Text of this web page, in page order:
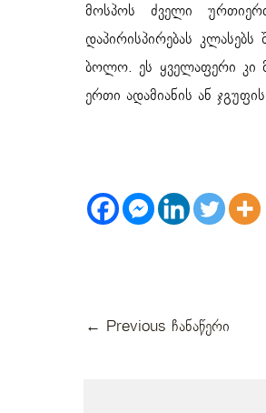
მოსპოს ძველი
დაპირისპირებას
ბოლო. ეს ყველაფერი კი
ერთი ადამიანის ან
← Previous ჩანაწერი